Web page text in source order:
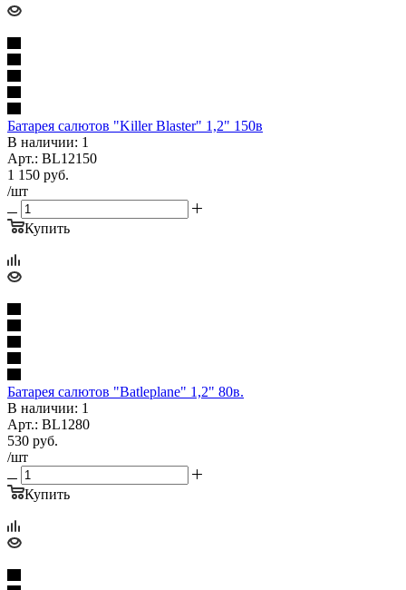
Батарея салютов "Killer Blaster" 1,2" 150в
В наличии: 1
Арт.: BL12150
1 150 руб.
/шт
Купить
Батарея салютов "Batleplane" 1,2" 80в.
В наличии: 1
Арт.: BL1280
530 руб.
/шт
Купить